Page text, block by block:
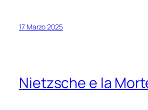
17 Marzo 2025
Nietzsche e la